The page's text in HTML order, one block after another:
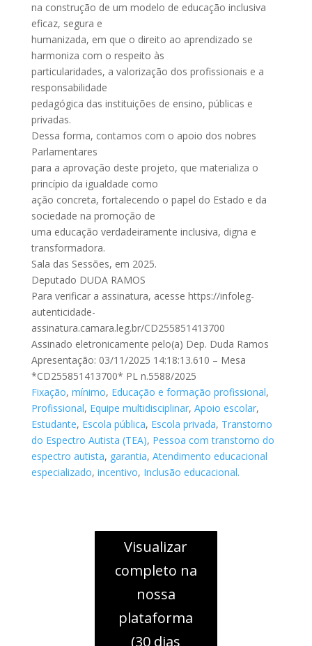
na construção de um modelo de educação inclusiva
eficaz, segura e
humanizada, em que o direito ao aprendizado se
harmoniza com o respeito às
particularidades, a valorização dos profissionais e a
responsabilidade
pedagógica das instituições de ensino, públicas e
privadas.
Dessa forma, contamos com o apoio dos nobres
Parlamentares
para a aprovação deste projeto, que materializa o
princípio da igualdade como
ação concreta, fortalecendo o papel do Estado e da
sociedade na promoção de
uma educação verdadeiramente inclusiva, digna e
transformadora.
Sala das Sessões, em 2025.
Deputado DUDA RAMOS
Para verificar a assinatura, acesse https://infoleg-
autenticidade-
assinatura.camara.leg.br/CD255851413700
Assinado eletronicamente pelo(a) Dep. Duda Ramos
Apresentação: 03/11/2025 14:18:13.610 – Mesa
*CD255851413700* PL n.5588/2025
Fixação, mínimo, Educação e formação profissional,
Profissional, Equipe multidisciplinar, Apoio escolar,
Estudante, Escola pública, Escola privada, Transtorno
do Espectro Autista (TEA), Pessoa com transtorno do
espectro autista, garantia, Atendimento educacional
especializado, incentivo, Inclusão educacional.
Visualizar
completo na
nossa
plataforma
(30 dias